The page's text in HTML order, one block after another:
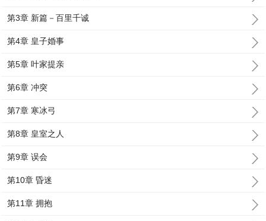
第3章 新篇－百里千诚
第4章 皇子婚事
第5章 叶家提亲
第6章 冲突
第7章 寒冰弓
第8章 皇室之人
第9章 误会
第10章 昏迷
第11章 拥抱